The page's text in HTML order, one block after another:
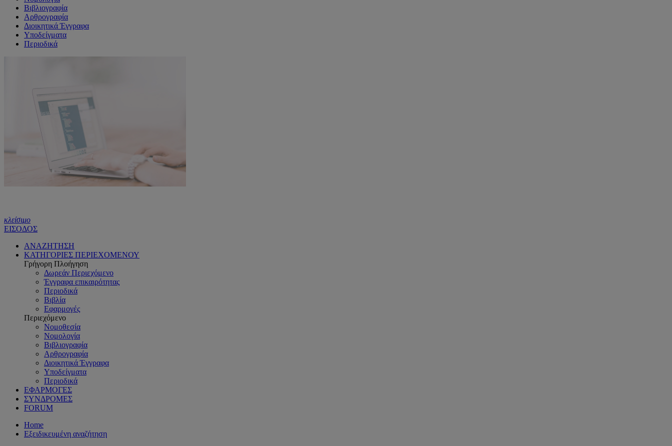
Βιβλιογραφία
Αρθρογραφία
Διοικητικά Έγγραφα
Υποδείγματα
Περιοδικά
κλείσιμο
ΕΙΣΟΔΟΣ
ΑΝΑΖΗΤΗΣΗ
ΚΑΤΗΓΟΡΙΕΣ ΠΕΡΙΕΧΟΜΕΝΟΥ
Γρήγορη Πλοήγηση
Δωρεάν Περιεχόμενο
Έγγραφα επικαιρότητας
Περιοδικά
Βιβλία
Εφαρμογές
Περιεχόμενο
Νομοθεσία
Νομολογία
Βιβλιογραφία
Αρθρογραφία
Διοικητικά Έγγραφα
Υποδείγματα
Περιοδικά
ΕΦΑΡΜΟΓΕΣ
ΣΥΝΔΡΟΜΕΣ
FORUM
Home
Εξειδικευμένη αναζήτηση